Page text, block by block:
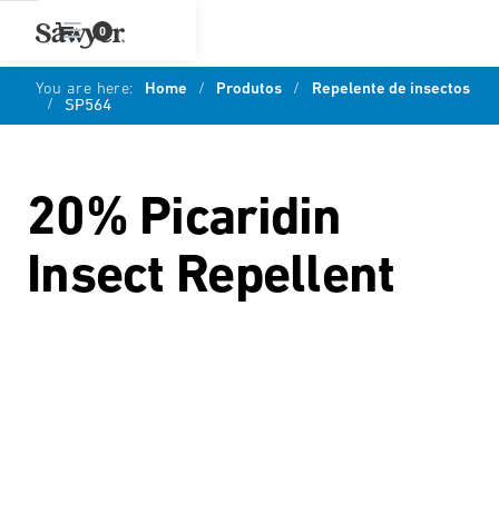
0
You are here: Home / Produtos /
Repelente de insectos
/
SP564
20% Picaridin
Insect Repellent